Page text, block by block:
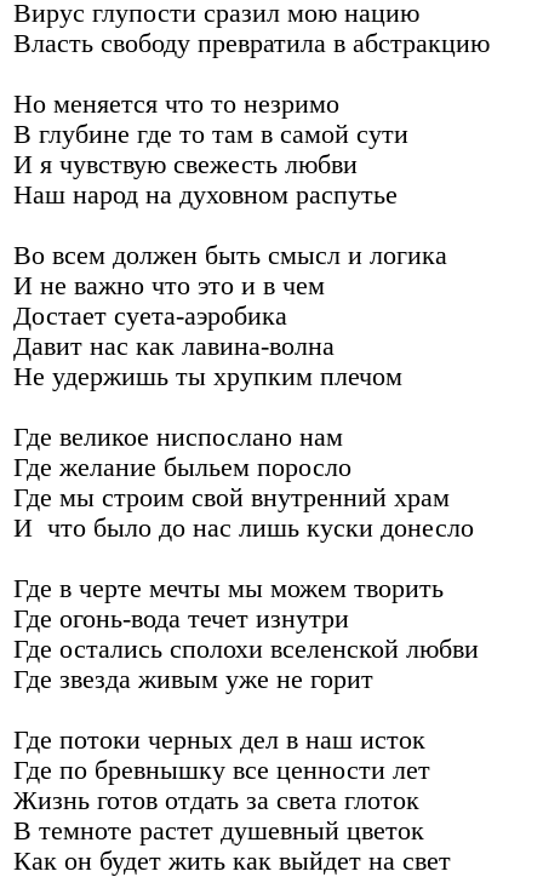
Вирус глупости сразил мою нацию
Власть свободу превратила в абстракцию
Но меняется что то незримо
В глубине где то там в самой сути
И я чувствую свежесть любви
Наш народ на духовном распутье
Во всем должен быть смысл и логика
И не важно что это и в чем
Достает суета-аэробика
Давит нас как лавина-волна
Не удержишь ты хрупким плечом
Где великое ниспослано нам
Где желание быльем поросло
Где мы строим свой внутренний храм
И что было до нас лишь куски донесло
Где в черте мечты мы можем творить
Где огонь-вода течет изнутри
Где остались сполохи вселенской любви
Где звезда живым уже не горит
Где потоки черных дел в наш исток
Где по бревнышку все ценности лет
Жизнь готов отдать за света глоток
В темноте растет душевный цветок
Как он будет жить как выйдет на свет